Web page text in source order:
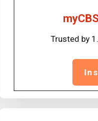
Trusted by